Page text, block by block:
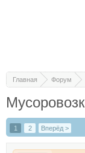
Главная Форум
1 2 Вперёд >